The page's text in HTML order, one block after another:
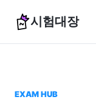
시험대장
EXAM HUB